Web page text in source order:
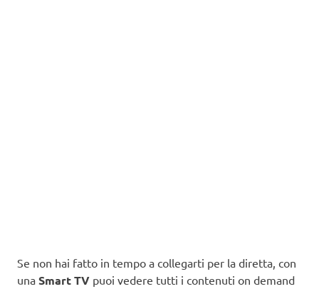
Se non hai fatto in tempo a collegarti per la diretta, con
una Smart TV puoi vedere tutti i contenuti on demand